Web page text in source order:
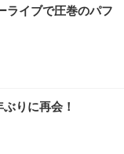
ェア 疲れない テレ
30度ロッキング機
度跳ね上げ式アーム
(ブラック)
ェア 疲れない テレ
30度ロッキング機
ー DualSense 充電
インチ 液晶モニタ
光沢 HDMI/DisplayP
L 中型犬用 26枚入
ク) 【Amazon.co.jp
ヤマ ペットシーツ
ライブで圧巻のパフ
りに再会！